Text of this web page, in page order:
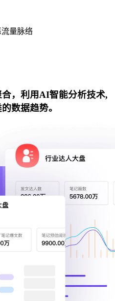
量脉络
，利用AI智能分析技术,
数据趋势。